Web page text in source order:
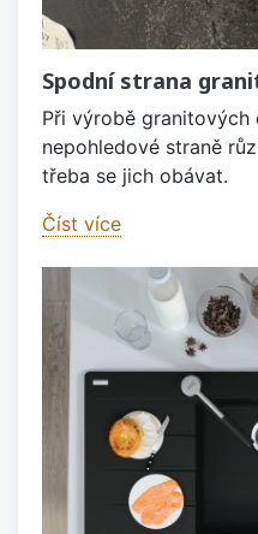
Spodní strana
Při výrobě granitových
nepohledové straně
třeba se jich obávat.
Číst více